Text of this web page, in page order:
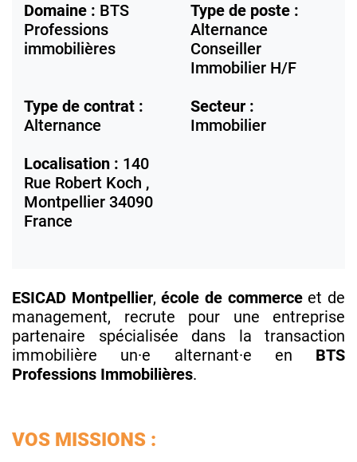
Domaine : BTS
Professions
immobilières
Type de poste :
Alternance
Conseiller
Immobilier H/F
Type de contrat :
Alternance
Secteur :
Immobilier
Localisation : 140
Rue Robert Koch ,
Montpellier 34090
France
ESICAD Montpellier,école de commerceet de
management, recrute pour une entreprise
partenaire spécialisée dans la transaction
immobilière un·e alternant·e en BTS
Professions Immobilières.
VOS MISSIONS :